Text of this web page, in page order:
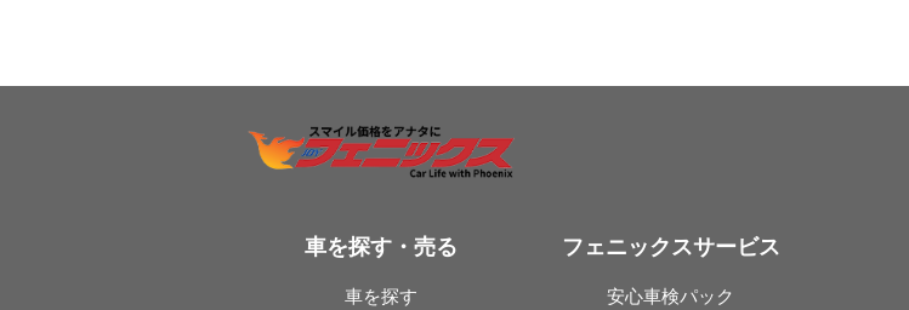
車を探す・売る
車を探す
フェニックスサービス
安心車検パック